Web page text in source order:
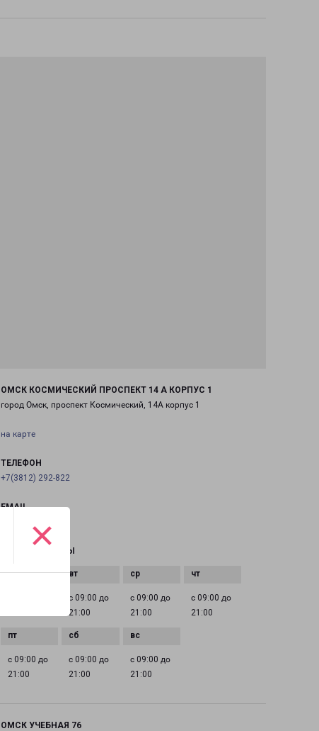
×
ОМСК КОСМИЧЕСКИЙ ПРОСПЕКТ 14 А КОРПУС 1
город Омск, проспект Космический, 14А корпус 1
на карте
ТЕЛЕФОН
+7(3812) 292-822
EMAIL
ГРАФИК РАБОТЫ
с 09:00 до
21:00
с 09:00 до
21:00
с 09:00 до
21:00
с 09:00 до
21:00
с 09:00 до
21:00
с 09:00 до
21:00
ОМСК УЧЕБНАЯ 76